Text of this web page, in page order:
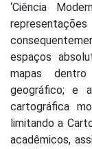
‘Ciência
espaços
mapas
geográfico; e
cartográfica
limitando a
acadêmicos,